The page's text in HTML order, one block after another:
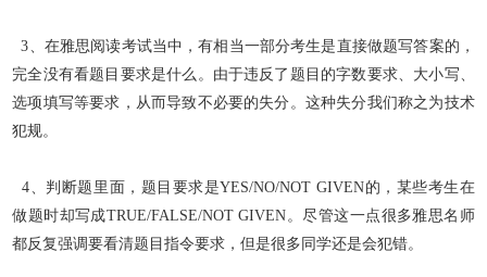
3、在雅思阅读考试当中，有相当一部分考生是直接做题写答案的，
完全没有看题目要求是什么。由于违反了题目的字数要求、大小写、
选项填写等要求，从而导致不必要的失分。这种失分我们称之为技术
犯规。
4、判断题里面，题目要求是YES/NO/NOT GIVEN的，某些考生在
做题时却写成TRUE/FALSE/NOT GIVEN。尽管这一点很多雅思名师
都反复强调要看清题目指令要求，但是很多同学还是会犯错。